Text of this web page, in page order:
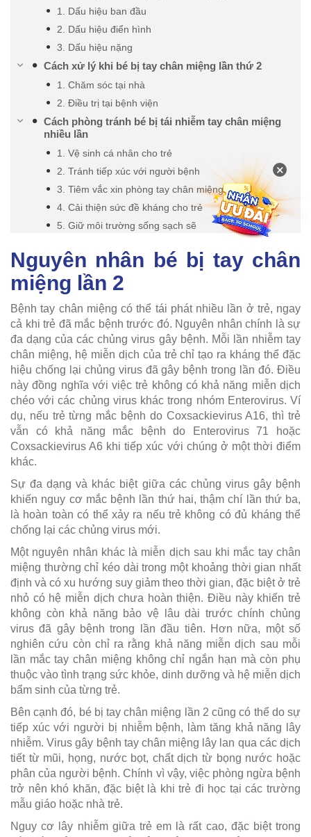
1. Dấu hiệu ban đầu
2. Dấu hiệu điển hình
3. Dấu hiệu nặng
Cách xử lý khi bé bị tay chân miệng lần thứ 2
1. Chăm sóc tại nhà
2. Điều trị tại bệnh viện
Cách phòng tránh bé bị tái nhiễm tay chân miệng
nhiều lần
1. Vệ sinh cá nhân cho trẻ
2. Tránh tiếp xúc với người bệnh
3. Tiêm vắc xin phòng tay chân miệng
4. Cải thiện sức đề kháng cho trẻ
5. Giữ môi trường sống sạch sẽ
Nguyên nhân bé bị tay chân
miệng lần 2
Bệnh tay chân miệng có thể tái phát nhiều lần ở trẻ, ngay
cả khi trẻ đã mắc bệnh trước đó. Nguyên nhân chính là sự
đa dạng của các chủng virus gây bệnh. Mỗi lần nhiễm tay
chân miệng, hệ miễn dịch của trẻ chỉ tạo ra kháng thể đặc
hiệu chống lại chủng virus đã gây bệnh trong lần đó. Điều
này đồng nghĩa với việc trẻ không có khả năng miễn dịch
chéo với các chủng virus khác trong nhóm Enterovirus. Ví
dụ, nếu trẻ từng mắc bệnh do Coxsackievirus A16, thì trẻ
vẫn có khả năng mắc bệnh do Enterovirus 71 hoặc
Coxsackievirus A6 khi tiếp xúc với chúng ở một thời điểm
khác.
Sự đa dạng và khác biệt giữa các chủng virus gây bệnh
khiến nguy cơ mắc bệnh lần thứ hai, thậm chí lần thứ ba,
là hoàn toàn có thể xảy ra nếu trẻ không có đủ kháng thể
chống lại các chủng virus mới.
Một nguyên nhân khác là miễn dịch sau khi mắc tay chân
miệng thường chỉ kéo dài trong một khoảng thời gian nhất
định và có xu hướng suy giảm theo thời gian, đặc biệt ở trẻ
nhỏ có hệ miễn dịch chưa hoàn thiện. Điều này khiến trẻ
không còn khả năng bảo vệ lâu dài trước chính chủng
virus đã gây bệnh trong lần đầu tiên. Hơn nữa, một số
nghiên cứu còn chỉ ra rằng khả năng miễn dịch sau mỗi
lần mắc tay chân miệng không chỉ ngắn hạn mà còn phụ
thuộc vào tình trạng sức khỏe, dinh dưỡng và hệ miễn dịch
bẩm sinh của từng trẻ.
Bên cạnh đó, bé bị tay chân miệng lần 2 cũng có thể do sự
tiếp xúc với người bị nhiễm bệnh, làm tăng khả năng lây
nhiễm. Virus gây bệnh tay chân miệng lây lan qua các dịch
tiết từ mũi, họng, nước bọt, chất dịch từ bọng nước hoặc
phân của người bệnh. Chính vì vậy, việc phòng ngừa bệnh
trở nên khó khăn, đặc biệt là khi trẻ đi học tại các trường
mẫu giáo hoặc nhà trẻ.
Nguy cơ lây nhiễm giữa trẻ em là rất cao, đặc biệt trong
×